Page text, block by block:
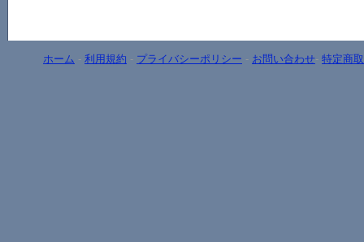
ホーム - 利用規約 - プライバシーポリシー - お問い合わせ- 特定商